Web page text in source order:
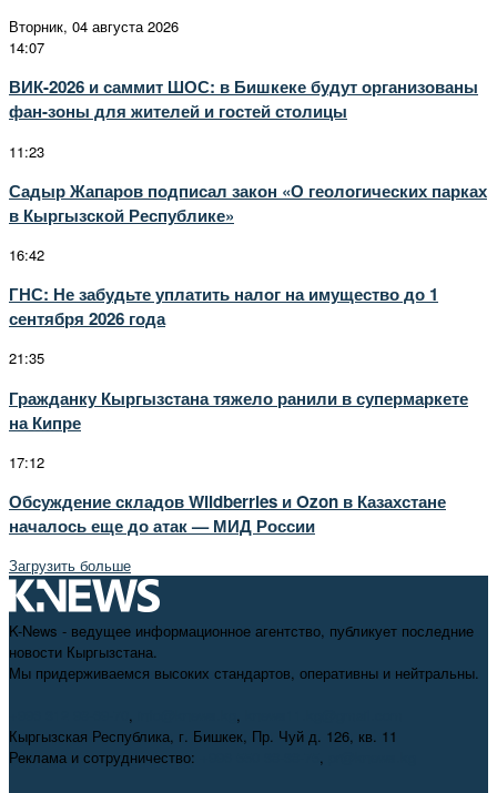
Вторник, 04 августа 2026
14:07
ВИК-2026 и саммит ШОС: в Бишкеке будут организованы
фан-зоны для жителей и гостей столицы
11:23
Садыр Жапаров подписал закон «О геологических парках
в Кыргызской Республике»
16:42
ГНС: Не забудьте уплатить налог на имущество до 1
сентября 2026 года
21:35
Гражданку Кыргызстана тяжело ранили в супермаркете
на Кипре
17:12
Обсуждение складов Wildberries и Ozon в Казахстане
началось еще до атак — МИД России
Загрузить больше
K-News - ведущее информационное агентство, публикует последние
новости Кыргызстана.
Мы придерживаемся высоких стандартов, оперативны и нейтральны.
, ,
Кыргызская Республика, г. Бишкек, Пр. Чуй д. 126, кв. 11
Реклама и сотрудничество:
,